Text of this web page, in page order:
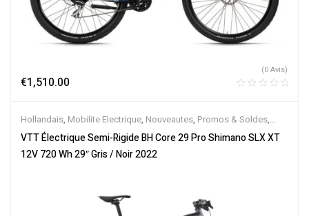
€1,510.00
(0 Avis)
Hollandais, Mobilite Electrique, Nouveautes, Promos & Soldes,
Semi-Rigides,Vélo électrique ville,Velos Electriques,VTT
Électriques
VTT Électrique Semi-Rigide BH Core 29 Pro Shimano SLX XT
12V 720 Wh 29″ Gris / Noir 2022